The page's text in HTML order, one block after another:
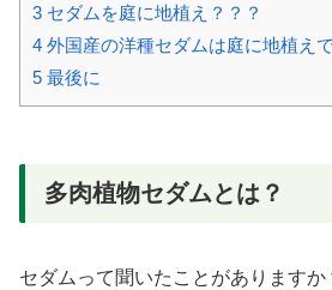
3 セダムを庭に地植え？？？
4 外国産の洋種セダムは庭に地植え
5 最後に
多肉植物セダムとは？
セダムって聞いたことがありますか